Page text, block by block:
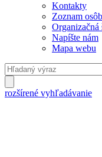
Kontakty
Zoznam osôb
Organizačná
Napíšte nám
Mapa webu
rozšírené vyhľadávanie